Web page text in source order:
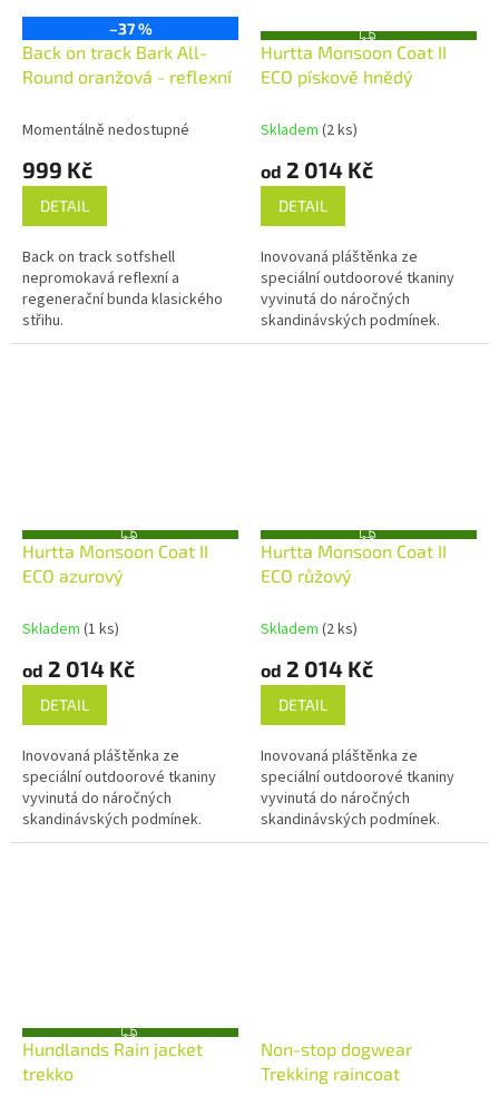
–37 %
Back on track Bark All-
Round oranžová - reflexní
Momentálně nedostupné
999 Kč
DETAIL
Back on track sotfshell
nepromokavá reflexní a
regenerační bunda klasického
střihu.
Z
D
A
R
Hurtta Monsoon Coat II
ECO pískově hnědý
Skladem (2 ks)
od 2 014 Kč
DETAIL
Inovovaná pláštěnka ze
speciální outdoorové tkaniny
vyvinutá do náročných
skandinávských podmínek.
Z
D
A
Hurtta Monsoon Coat II
ECO azurový
Skladem (1 ks)
od 2 014 Kč
DETAIL
Inovovaná pláštěnka ze
speciální outdoorové tkaniny
vyvinutá do náročných
skandinávských podmínek.
Z
D
A
Hurtta Monsoon Coat II
ECO růžový
Skladem (2 ks)
od 2 014 Kč
DETAIL
Inovovaná pláštěnka ze
speciální outdoorové tkaniny
vyvinutá do náročných
skandinávských podmínek.
Z
D
Hundlands Rain jacket
trekko
Non-stop dogwear
Trekking raincoat